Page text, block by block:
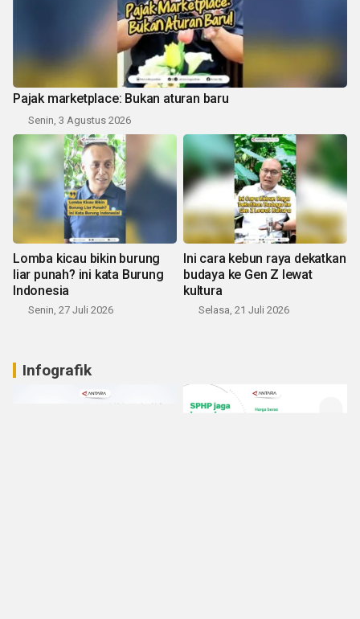
Pajak marketplace: Bukan aturan baru
Senin, 3 Agustus 2026
Lomba kicau bikin burung
liar punah? ini kata Burung
Indonesia
Senin, 27 Juli 2026
Ini cara kebun raya dekatkan
budaya ke Gen Z lewat
kultura
Selasa, 21 Juli 2026
Infografik